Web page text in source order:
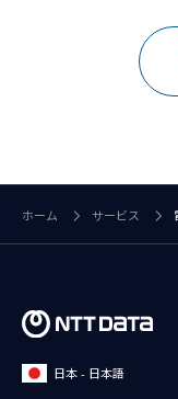
ホーム サービス
日本 - 日本語